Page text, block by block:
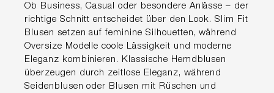
Ob Business, Casual oder besondere Anlässe – der
richtige Schnitt entscheidet über den Look. Slim Fit
Blusen setzen auf feminine Silhouetten, während
Oversize Modelle coole Lässigkeit und moderne
Eleganz kombinieren. Klassische Hemdblusen
überzeugen durch zeitlose Eleganz, während
Seidenblusen oder Blusen mit Rüschen und